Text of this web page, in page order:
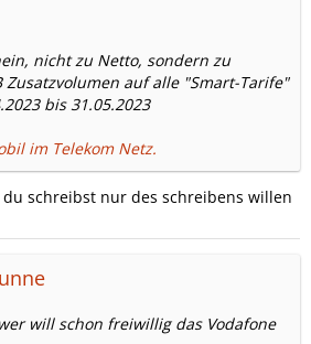
nicht zu Netto, sondern zu
Zusatzvolumen auf alle "Smart-Tarife"
bis 31.05.2023
im Telekom Netz.
schreibst nur des schreibens willen
will schon freiwillig das Vodafone